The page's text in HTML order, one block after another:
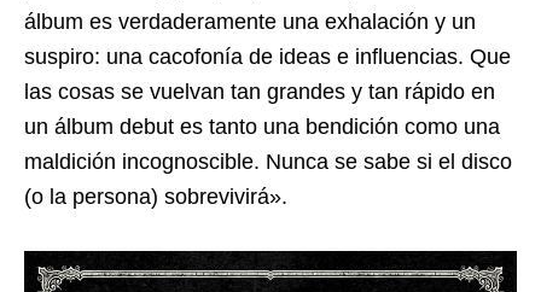
álbum es verdaderamente una exhalación y un
suspiro: una cacofonía de ideas e influencias. Que
las cosas se vuelvan tan grandes y tan rápido en
un álbum debut es tanto una bendición como una
maldición incognoscible. Nunca se sabe si el disco
(o la persona) sobrevivirá».